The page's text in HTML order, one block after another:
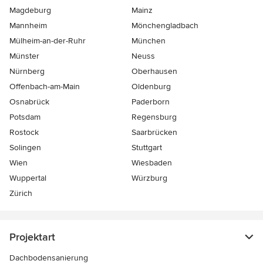
Magdeburg
Mainz
Mannheim
Mönchen­gladbach
Mülheim-an-der-Ruhr
München
Münster
Neuss
Nürnberg
Oberhausen
Offenbach-am-Main
Oldenburg
Osnabrück
Paderborn
Potsdam
Regensburg
Rostock
Saarbrücken
Solingen
Stuttgart
Wien
Wiesbaden
Wuppertal
Würzburg
Zürich
Projektart
Dachbodensanierung